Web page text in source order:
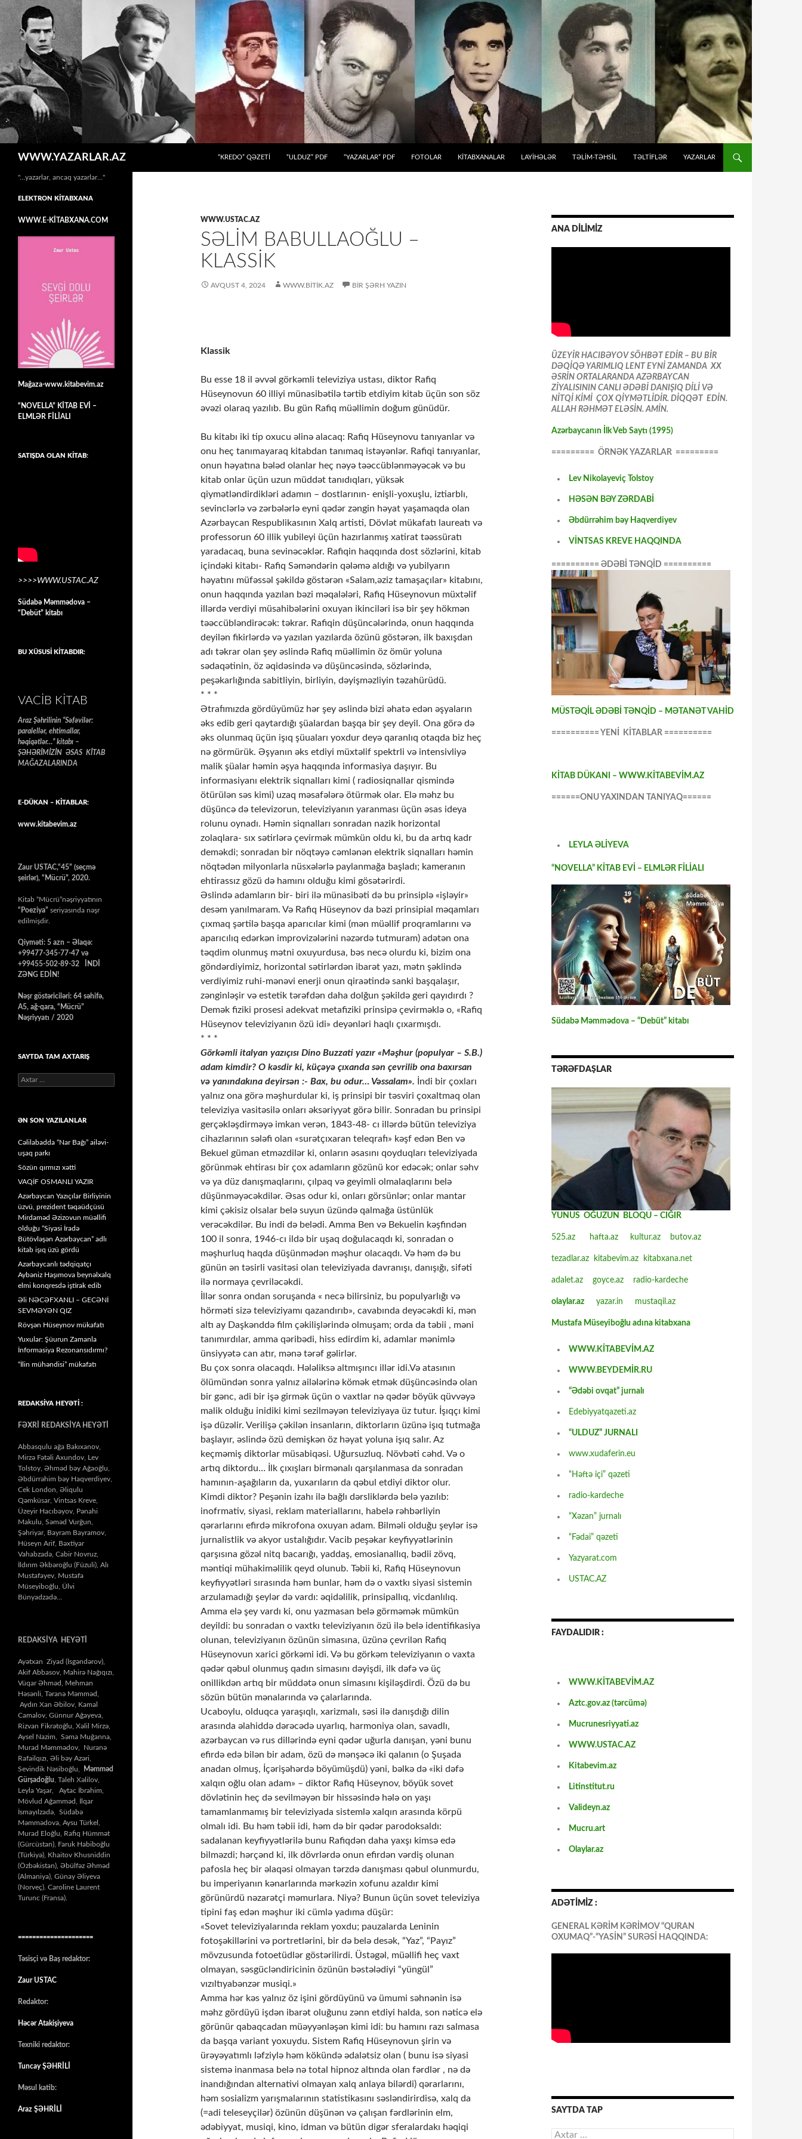
WWW.YAZARLAR.AZ
“KREDO” QƏZETİ
“ULDUZ” PDF “YAZARLAR” PDF FOTOLAR KİTABXANALAR LAYİHƏLƏR TƏLIM-TƏHSIL TƏLTİFLƏR YAZARLAR
WWW.USTAC.AZ
SƏLIM BABULLAOĞLU –
KLASSIK
AVQUST 4, 2024 WWW.BITIK.AZ BIR ŞƏRH YAZIN
Klassik
Bu esse 18 il əvvəl görkəmli televiziya ustası, diktor Rafiq
Hüseynovun 60 illiyi münasibətilə tərtib etdiyim kitab üçün son söz
əvəzi olaraq yazılıb. Bu gün Rafiq müəllimin doğum günüdür.
Bu kitabı iki tip oxucu əlinə alacaq: Rafiq Hüseynovu tanıyanlar və
onu heç tanımayaraq kitabdan tanımaq istəyənlər. Rafiqi tanıyanlar,
onun həyatına bələd olanlar heç nəyə təəccüblənməyəcək və bu
kitab onlar üçün uzun müddət tanıdıqları, yüksək
qiymətləndirdikləri adamın – dostlarının- enişli-yoxuşlu, iztiarblı,
sevinclərlə və zərbələrlə eyni qədər zəngin həyat yaşamaqda olan
Azərbaycan Respublikasının Xalq artisti, Dövlət mükafatı laureatı və
professorun 60 illik yubileyi üçün hazırlanmış xatirat təəssüratı
yaradacaq, buna sevinəcəklər. Rafiqin haqqında dost sözlərini, kitab
içindəki kitabı- Rafiq Səməndərin qələmə aldığı və yubilyarın
həyatını müfəssəl şəkildə göstərən «Salam,əziz tamaşaçılar» kitabını,
onun haqqında yazılan bəzi məqalələri, Rafiq Hüseynovun müxtəlif
illərdə verdiyi müsahibələrini oxuyan ikinciləri isə bir şey hökmən
təəccübləndirəcək: təkrar. Rafiqin düşüncələrində, onun haqqında
deyilən fikirlərdə və yazılan yazılarda özünü göstərən, ilk baxışdan
adı təkrar olan şey əslində Rafiq müəllimin öz ömür yoluna
sədaqətinin, öz əqidəsində və düşüncəsində, sözlərində,
peşəkarlığında sabitliyin, birliyin, dəyişməzliyin təzahürüdü.
* * *
Ətrafımızda gördüyümüz hər şey əslində bizi əhatə edən əşyaların
əks edib geri qaytardığı şüalardan başqa bir şey deyil. Ona görə də
əks olunmaq üçün işıq şüuaları yoxdur deyə qaranlıq otaqda biz heç
nə görmürük. Əşyanın əks etdiyi müxtəlif spektrli və intensivliyə
malik şüalar həmin əşya haqqında informasiya daşıyır. Bu
informasiyanı elektrik siqnalları kimi ( radiosiqnallar qismində
ötürülən səs kimi) uzaq məsafələrə ötürmək olar. Elə məhz bu
düşüncə də televizorun, televiziyanın yaranması üçün əsas ideya
rolunu oynadı. Həmin siqnalları sonradan nazik horizontal
zolaqlara- sıx sətirlərə çevirmək mümkün oldu ki, bu da artıq kadr
deməkdi; sonradan bir nöqtəyə cəmlənən elektrik siqnalları həmin
nöqtədən milyonlarla nüsxələrlə paylanmağa başladı; kameranın
ehtirassız gözü də hamını olduğu kimi gösətərirdi.
Əslində adamların bir- biri ilə münasibəti də bu prinsiplə «işləyir»
desəm yanılmaram. Və Rafiq Hüseynov da bəzi prinsipial məqamları
çıxmaq şərtilə başqa aparıcılar kimi (mən müəllif proqramlarını və
aparıcılıq edərkən improvizələrini nəzərdə tutmuram) adətən ona
təqdim olunmuş mətni oxuyurdusa, bəs necə olurdu ki, bizim ona
göndərdiyimiz, horizontal sətirlərdən ibarət yazı, mətn şəklində
verdiyimiz ruhi-mənəvi enerji onun qiraətində sanki başqalaşır,
zənginləşir və estetik tərəfdən daha dolğun şəkildə geri qayıdırdı ?
Demək fiziki prosesi adekvat metafiziki prinsipə çevirməklə o, «Rafiq
Hüseynov televiziyanın özü idi» deyənləri haqlı çıxarmışdı.
* * *
Görkəmli italyan yazıçısı Dino Buzzati yazır «Məşhur (populyar – S.B.)
adam kimdir? O kəsdir ki, küçəyə çıxanda sən çevrilib ona baxırsan
və yanındakına deyirsən :- Bax, bu odur… Vəssalam». İndi bir çoxları
yalnız ona görə məşhurdular ki, iş prinsipi bir təsviri çoxaltmaq olan
televiziya vasitəsilə onları əksəriyyət görə bilir. Sonradan bu prinsipi
gerçəkləşdirməyə imkan verən, 1843-48- cı illərdə bütün televiziya
cihazlarının sələfi olan «surətçıxaran teleqrafı» kəşf edən Ben və
Bekuel güman etməzdilər ki, onların əsasını qoyduqları televiziyada
görünmək ehtirası bir çox adamların gözünü kor edəcək; onlar səhv
və ya düz danışmaqlarını, çılpaq və geyimli olmalaqlarını belə
düşünməyəcəkdilər. Əsas odur ki, onları görsünlər; onlar mantar
kimi çəkisiz olsalar belə suyun üzündə qalmağa üstünlük
verəcəkdilər. Bu indi də belədi. Amma Ben və Bekuelin kəşfindən
100 il sonra, 1946-cı ildə bir uşaq doğulacaqdı ki, sonradan o
məşhurluq haqda düşünmədən məşhur olacaqdı. Və həm də bu
günün ən təsirli vasitəsi olan televiziyada davranışı, danışığı, sifəti
ilə normaya çevriləcəkdi.
İllər sonra ondan soruşanda « necə bilirsiniz, bu populyarlığı və
hörməti sizə televiziyamı qazandırıb», cavabında deyəcəkdi ki, mən
altı ay Daşkənddə film çəkilişlərində olmuşam; orda da təbii , məni
tanımırdılar, amma qəribədi, hiss edirdim ki, adamlar mənimlə
ünsiyyətə can atır, mənə tərəf gəlirlər.
Bu çox sonra olacaqdı. Hələliksə altmışıncı illər idi.Və atasının
ölümündən sonra yalnız ailələrinə kömək etmək düşüncəsində olan
bir gənc, adi bir işə girmək üçün o vaxtlar nə qədər böyük qüvvəyə
malik olduğu inidiki kimi sezilməyən televiziyaya üz tutur. İşıqçı kimi
işə düzəlir. Verilişə çəkilən insanların, diktorların üzünə işıq tutmağa
başlayır, əslində özü demişkən öz həyat yoluna işıq salır. Az
keçməmiş diktorlar müsabiqəsi. Uğursuzluq. Növbəti cəhd. Və o
artıq diktordu… İlk çıxışları birmənalı qarşılanmasa da sonradan
hamının-aşağıların da, yuxarıların da qəbul etdiyi diktor olur.
Kimdi diktor? Peşənin izahı ilə bağlı dərsliklərdə belə yazılıb:
inofrmativ, siyasi, reklam materiallarını, habelə rəhbərliyin
qərarlarını efirdə mikrofona oxuyan adam. Bilməli olduğu şeylər isə
jurnalistlik və akyor ustalığıdır. Vacib peşəkar keyfiyyətlərinin
qarşısına gözəl nitq bacarığı, yaddaş, emosianallıq, bədii zövq,
məntiqi mühakiməlilik qeyd olunub. Təbii ki, Rafiq Hüseynovun
keyfiyyətləri sırasında həm bunlar, həm də o vaxtkı siyasi sistemin
arzulamadığı şeylər də vardı: əqidəlilik, prinsipallıq, vicdanlılıq.
Amma elə şey vardı ki, onu yazmasan belə görməmək mümkün
deyildi: bu sonradan o vaxtkı televiziyanın özü ilə belə identifikasiya
olunan, televiziyanın özünün simasına, üzünə çevrilən Rafiq
Hüseynovun xarici görkəmi idi. Və bu görkəm televiziyanın o vaxta
qədər qəbul olunmuş qadın simasını dəyişdi, ilk dəfə və üç
onillikdən artıq bir müddətə onun simasını kişiləşdirdi. Özü də bu
sözün bütün mənalarında və çalarlarında.
Ucaboylu, olduqca yaraşıqlı, xarizmalı, səsi ilə danışdığı dilin
arasında əlahiddə dərəcədə uyarlıq, harmoniya olan, savadlı,
azərbaycan və rus dillərində eyni qədər uğurla danışan, yəni bunu
efirdə edə bilən bir adam, özü də mənşəcə iki qalanın (o Şuşada
anadan olmuş, İçərişəhərdə böyümüşdü) yəni, bəlkə də «iki dəfə
xalqın oğlu olan adam» – diktor Rafiq Hüseynov, böyük sovet
dövlətinin heç də sevilməyən bir hissəsində hələ on yaşı
tamamlanmamış bir televiziyada sistemlə xalqın arasında körpü
olmalı idi. Bu həm təbii idi, həm də bir qədər parodoksaldı:
sadalanan keyfiyyətlərilə bunu Rafiqdən daha yaxşı kimsə edə
bilməzdi; hərçənd ki, ilk dövrlərdə onun efirdən vərdiş olunan
pafosla heç bir əlaqəsi olmayan tərzdə danışması qəbul olunmurdu,
bu imperiyanın kənarlarında mərkəzin xofunu azaldır kimi
görünürdü nəzarətçi məmurlara. Niyə? Bunun üçün sovet televiziya
tipini faş edən məşhur iki cümlə yadıma düşür:
«Sovet televiziyalarında reklam yoxdu; pauzalarda Leninin
fotoşəkillərini və portretlərini, bir də belə desək, “Yaz”, “Payız”
mövzusunda fotoetüdlər göstərilirdi. Üstəgəl, müəllifi heç vaxt
olmayan, səsgücləndiricinin özünün bəstələdiyi “yüngül”
vızıltıyabənzər musiqi.»
Amma hər kəs yalnız öz işini gördüyünü və ümumi səhnənin isə
məhz gördüyü işdən ibarət oluğunu zənn etdiyi halda, son nəticə elə
görünür qabaqcadan müəyyənləşən kimi idi: bu hamını razı salmasa
da başqa variant yoxuydu. Sistem Rafiq Hüseynovun şirin və
ürəyəyatımlı ləfziylə həm kökündə ədalətsiz olan ( bunu isə siyasi
sistemə inanmasa belə nə total hipnoz altında olan fərdlər , nə də
inandığından alternativi olmayan xalq anlaya bilərdi) qərarlarını,
həm sosializm yarışmalarının statistikasını səsləndirirdisə, xalq da
(=adi teleseyçilər) özünün düşünən və çalışan fərdlərinin elm,
ədəbiyyat, musiqi, kino, idman və bütün digər sferalardakı həqiqi
ANA DİLİMİZ
ÜZEYİR HACIBƏYOV SÖHBƏT EDİR – BU BİR
DƏQİQƏ YARIMLIQ LENT EYNİ ZAMANDA XX
ƏSRİN ORTALARANDA AZƏRBAYCAN
ZİYALISININ CANLI ƏDƏBİ DANIŞIQ DİLİ VƏ
NİTQİ KİMİ ÇOX QİYMƏTLİDİR. DİQQƏT EDİN.
ALLAH RƏHMƏT ELƏSİN. AMİN.
Azərbaycanın İlk Veb Saytı (1995)
========= ÖRNƏK YAZARLAR =========
Lev Nikolayeviç Tolstoy
HƏSƏN BƏY ZƏRDABİ
Əbdürrəhim bəy Haqverdiyev
VİNTSAS KREVE HAQQINDA
========== ƏDƏBİ TƏNQİD ==========
MÜSTƏQİL ƏDƏBİ TƏNQİD – MƏTANƏT VAHİD
========== YENİ KİTABLAR ==========
KİTAB DÜKANI – WWW.KİTABEVİM.AZ
======ONU YAXINDAN TANIYAQ======
LEYLA ƏLİYEVA
“NOVELLA” KİTAB EVİ – ELMLƏR FİLİALI
Südabə Məmmədova – “Debüt” kitabı
TƏRƏFDAŞLAR
YUNUS OĞUZUN BLOQU – CIĞIR
525.az hafta.az kultur.az butov.az
tezadlar.az kitabevim.az kitabxana.net
adalet.az goyce.az radio-kardeche
olaylar.az yazar.in mustaqil.az
Mustafa Müseyiboğlu adına kitabxana
WWW.KİTABEVİM.AZ
WWW.BEYDEMİR.RU
“Ədəbi ovqat” jurnalı
Edebiyyatqazeti.az
“ULDUZ” JURNALI
www.xudaferin.eu
“Həftə içi” qəzeti
radio-kardeche
“Xəzan” jurnalı
“Fədai” qəzeti
Yazyarat.com
USTAC.AZ
FAYDALIDIR :
WWW.KİTABEVİM.AZ
Aztc.gov.az (tərcümə)
Mucrunesriyyati.az
WWW.USTAC.AZ
Kitabevim.az
Litinstitut.ru
Valideyn.az
Mucru.art
Olaylar.az
ADƏTİMİZ :
GENERAL KƏRİM KƏRİMOV “QURAN
OXUMAQ”-“YASİN” SURƏSİ HAQQINDA:
SAYTDA TAP
Axtarış:
"…yazarlar, ancaq yazarlar…"
ELEKTRON KİTABXANA
WWW.E-KİTABXANA.COM
Mağaza-www.kitabevim.az
“NOVELLA” KİTAB EVİ –
ELMLƏR FİLİALI
SATIŞDA OLAN KİTAB:
>>>>WWW.USTAC.AZ
Südabə Məmmədova –
“Debüt” kitabı
BU XÜSUSİ KİTABDIR:
VACIB KITAB
Araz Şəhrilinin “Səfəvilər:
paralellər, ehtimallar,
həqiqətlər…” kitabı –
ŞƏHƏRİMİZİN ƏSAS KİTAB
MAĞAZALARINDA
E-DÜKAN – KİTABLAR:
www.kitabevim.az
Zaur USTAC,“45” (seçmə
şeirlər), “Mücrü”, 2020.
Kitab “Mücrü”nəşriyyatının
“Poeziya” seriyasında nəşr
edilmişdir.
Qiyməti: 5 azn – Əlaqə:
+99477-345-77-47 və
+99455-502-89-32 İNDİ
ZƏNG EDİN!
Nəşr göstəriciləri: 64 səhifə,
A5, ağ-qara, “Mücrü”
Nəşriyyatı / 2020
SAYTDA TAM AXTARIŞ
Axtarış:
ƏN SON YAZILANLAR
Cəlilabadda “Nar Bağı” ailəvi-
uşaq parkı
Sözün qırmızı xətti
VAQİF OSMANLI YAZIR
Azərbaycan Yazıçılar Birliyinin
üzvü, prezident təqaüdçüsü
Mirdaməd Əzizovun müəllifi
olduğu “Siyasi İradə
Bütövləşən Azərbaycan” adlı
kitab işıq üzü gördü
Azərbaycanlı tədqiqatçı
Aybəniz Haşımova beynəlxalq
elmi konqresdə iştirak edib
Əli NƏCƏFXANLI – GECƏNİ
SEVMƏYƏN QIZ
Rövşən Hüseynov mükafatı
Yuxular: Şüurun Zamanla
İnformasiya Rezonansıdırmı?
“İlin mühəndisi” mükafatı
REDAKSİYA HEYƏTİ :
FƏXRİ REDAKSİYA HEYƏTİ
Abbasqulu ağa Bakıxanov,
Mirzə Fətəli Axundov, Lev
Tolstoy, Əhməd bəy Ağaoğlu,
Əbdürrəhim bəy Haqverdiyev,
Cek London, Əliqulu
Qəmküsar, Vintsas Kreve,
Üzeyir Hacıbəyov, Pənahi
Makulu, Səməd Vurğun,
Şəhriyar, Bayram Bayramov,
Hüseyn Arif, Bəxtiyar
Vahabzadə, Cabir Novruz,
İldırım Əkbəroğlu (Füzuli), Alı
Mustafayev, Mustafa
Müseyiboğlu, Ülvi
Bünyadzadə…
REDAKSİYA HEYƏTİ
Ayətxan Ziyad (İsgəndərov),
Akif Abbasov, Mahirə Nağıqızı,
Vüqar Əhməd, Mehman
Həsənli, Təranə Məmməd,
Aydın Xan Əbilov, Kamal
Camalov, Günnur Ağayeva,
Rizvan Fikrətoğlu, Xəlil Mirzə,
Aysel Nazim, Səma Muğanna,
Murad Məmmədov, Nuranə
Rafailqızı, Əli bəy Azəri,
Sevindik Nəsiboğlu,
Məmməd
Gürşadoğlu , Taleh Xəlilov,
Leyla Yaşar, Aytac İbrahim,
Mövlud Ağamməd, İlqar
İsmayılzadə, Südabə
Məmmədova, Aysu Türkel,
Murad Eloğlu, Rafiq Hümmət
(Gürcüstan), Faruk Habiboğlu
(Türkiyə), Khaitov Khusniddin
(Özbəkistan), Əbülfəz Əhməd
(Almaniya), Günay Əliyeva
(Norveç). Caroline Laurent
Turunc (Fransa).
=====================
Təsisçi və Baş redaktor:
Zaur USTAC
Redaktor:
Həcər Atakişiyeva
Texniki redaktor:
Tuncay ŞƏHRİLİ
Məsul katib:
Araz ŞƏHRİLİ